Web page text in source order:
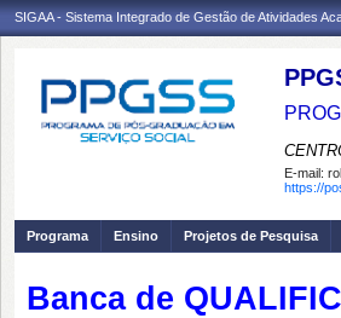
SIGAA - Sistema Integrado de Gestão de Atividades
E-mail:
https://
Programa Ensino Projetos de Pesquisa
Banca de